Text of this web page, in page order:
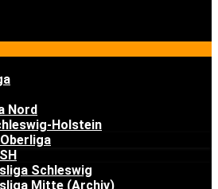
Nord
Holstein
Schleswig
Mitte (Archiv)